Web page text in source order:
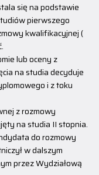
się na podstawie
pierwszego
kwalifikacyjnej (
lub oceny z
na studia decyduje
i z toku
z rozmowy
na studia II stopnia.
do rozmowy
w dalszym
przez Wydziałową